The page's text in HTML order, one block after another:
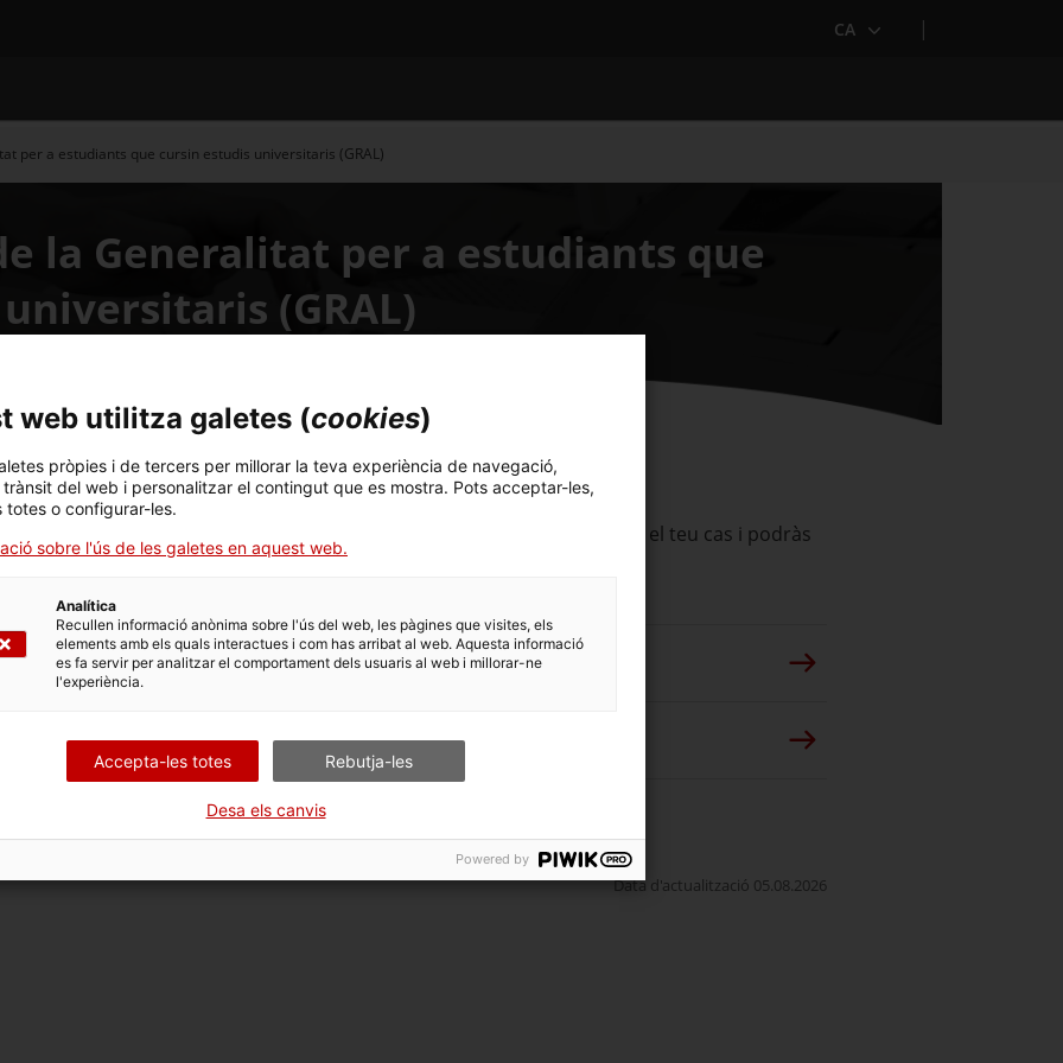
CA
per a estudiants que cursin estudis universitaris (GRAL)
la Generalitat per a estudiants que
(GRAL)
vinculades a aquest tràmit. Selecciona la que correspongui amb el teu cas i podràs
de tramitació.
i/o presentar al·legacions econòmiques
Data d'actualització 05.08.2026
web utilitza galetes (cookies)
pròpies i de tercers per millorar la teva experiència de navegació,
del web i personalitzar el contingut que es mostra. Pots acceptar-les,
totes o configurar-les.
sobre l'ús de les galetes en aquest web.
Analítica
Recullen informació anònima sobre l'ús del web, les pàgines que visites, els
elements amb els quals interactues i com has arribat al web. Aquesta informació
es fa servir per analitzar el comportament dels usuaris al web i millorar-ne
l'experiència.
Accepta-les totes Rebutja-les
Desa els canvis
Powered by